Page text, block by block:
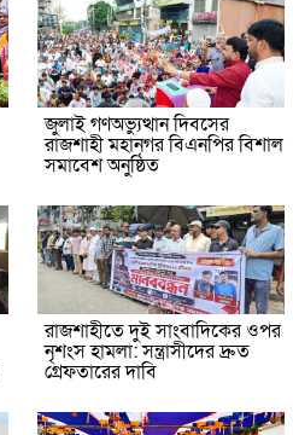
জুলাই গণঅভ্যুত্থান দিবসের
রাজশাহী মহানগর বিএনপির বিশাল
সমাবেশ অনুষ্ঠিত
রাজশাহীতে দুই সাংবাদিকের ওপর
নৃশংস হামলা: সন্ত্রাসীদের দ্রুত
গ্রেফতারের দাবি